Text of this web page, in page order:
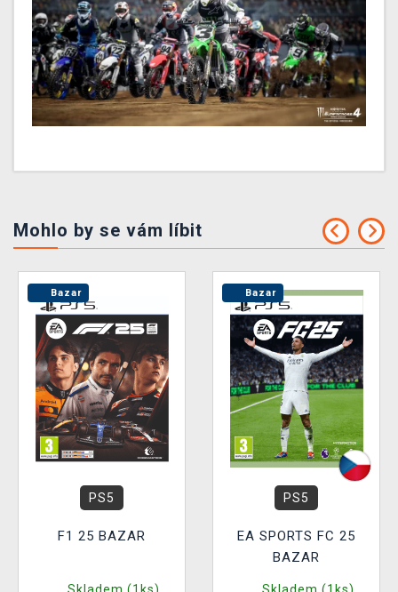
Mohlo by se vám líbit
Bazar
PS5
F1 25 BAZAR
Bazar
PS5
EA SPORTS FC 25
BAZAR